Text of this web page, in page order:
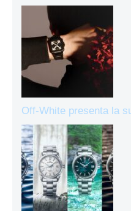
Off-White presenta la